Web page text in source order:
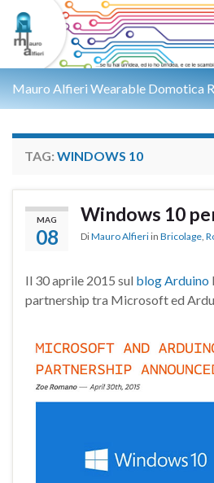
Mauro Alfieri Wearable Domotica
TAG: WINDOWS 10
MAG
08
Windows 10
DiMauro Alfieri in Bricolage,
Il 30 aprile 2015 sul blog Arduino
partnership tra Microsoft ed